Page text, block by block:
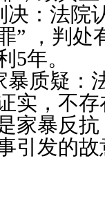
决：法院
” ，判处
5年。
暴质疑：
实，不
家暴反
引发的